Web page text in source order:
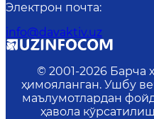
Электрон почта:
info@davaktiv.uz
© 2001-2026 Барча
ҳимояланган. Ушбу
маълумотлардан
ҳавола